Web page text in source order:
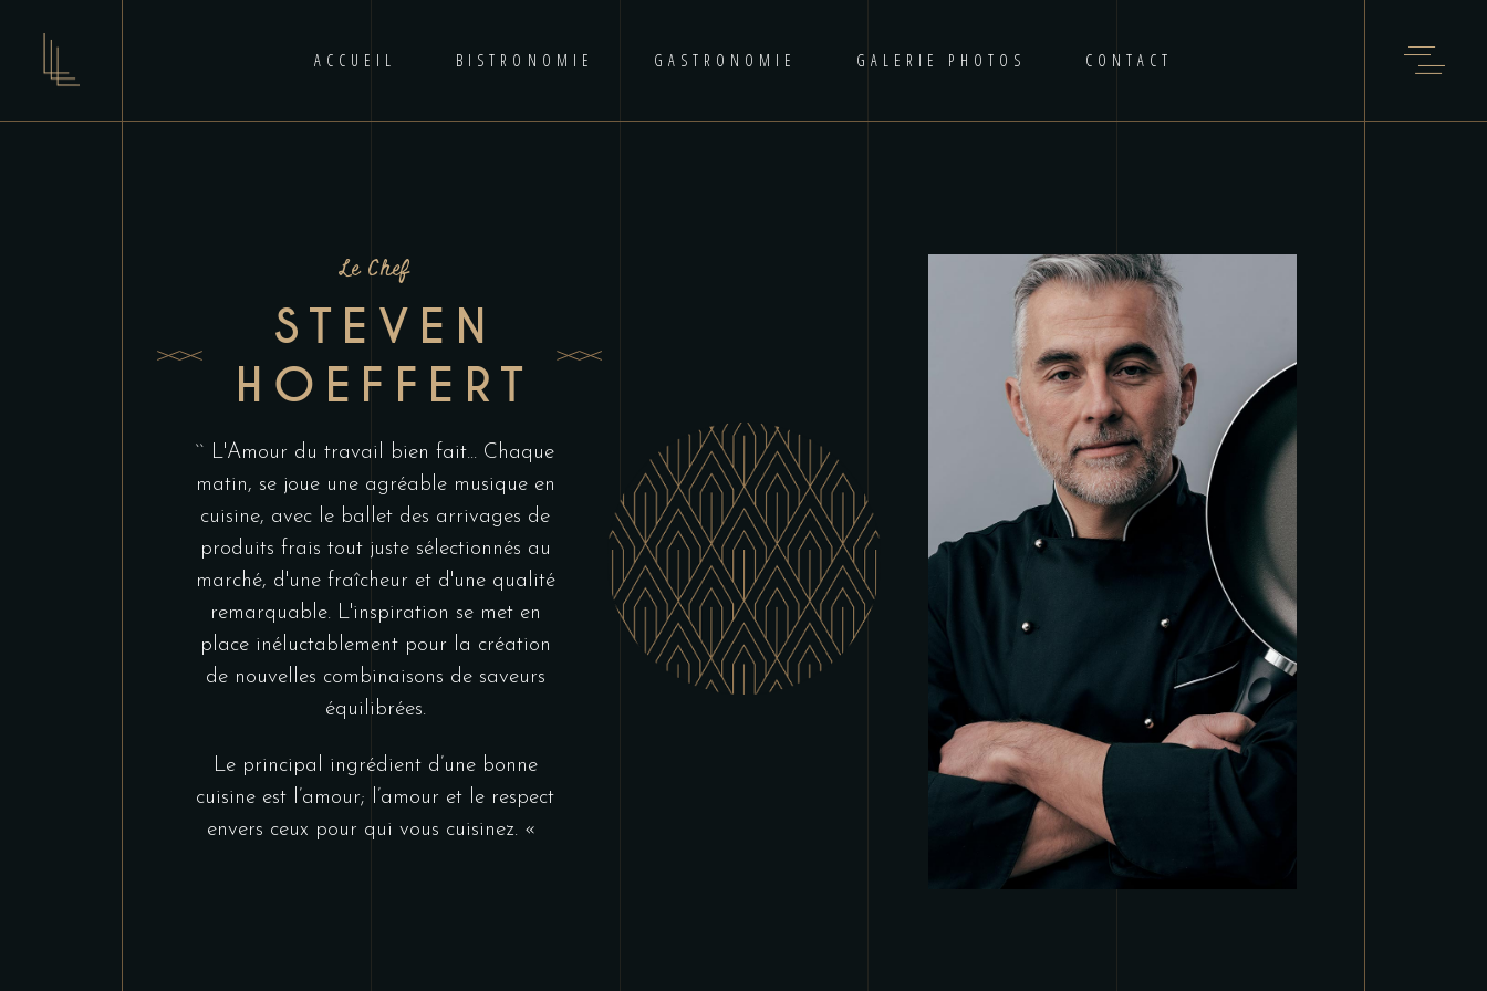
ACCUEIL BISTRONOMIE GASTRONOMIE GALERIE PHOTOS CONTACT
Le Chef
STEVEN
HOEFFERT
`` L'Amour du travail bien fait... Chaque
matin, se joue une agréable musique en
cuisine, avec le ballet des arrivages de
produits frais tout juste sélectionnés au
marché, d'une fraîcheur et d'une qualité
remarquable. L'inspiration se met en
place inéluctablement pour la création
de nouvelles combinaisons de saveurs
équilibrées.
Le principal ingrédient d’une bonne
cuisine est l’amour; l’amour et le respect
envers ceux pour qui vous cuisinez. «